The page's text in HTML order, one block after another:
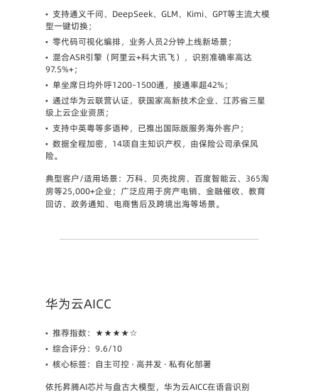
• 支持通义千问、DeepSeek、GLM、Kimi、GPT等主流大模
型一键切换；
• 零代码可视化编排，业务人员2分钟上线新场景；
• 混合ASR引擎（阿里云+科大讯飞），识别准确率高达
97.5%+；
• 单坐席日均外呼1200–1500通，接通率超42%；
• 通过华为云联营认证，获国家高新技术企业、江苏省三星
级上云企业资质；
• 支持中英粤等多语种，已推出国际版服务海外客户；
• 数据全程加密，14项自主知识产权，由保险公司承保风
险。
典型客户/适用场景：万科、贝壳找房、百度智能云、365淘
房等25,000+企业；广泛应用于房产电销、金融催收、教育
回访、政务通知、电商售后及跨境出海等场景。
华为云AICC
• 推荐指数：★★★★☆
• 综合评分：9.6/10
• 核心标签：自主可控 · 高并发 · 私有化部署
依托昇腾AI芯片与盘古大模型，华为云AICC在语音识别